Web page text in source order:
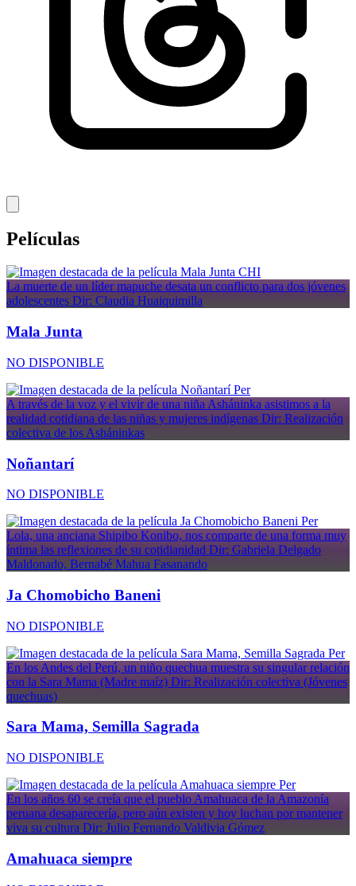
Películas
CHI
La muerte de un líder mapuche desata un conflicto para dos jóvenes
adolescentes Dir: Claudia Huaiquimilla
Mala Junta
NO DISPONIBLE
Per
A través de la voz y el vivir de una niña Asháninka asistimos a la
realidad cotidiana de las niñas y mujeres indígenas Dir: Realización
colectiva de los Asháninkas
Noñantarí
NO DISPONIBLE
Per
Lola, una anciana Shipibo Konibo, nos comparte de una forma muy
íntima las reflexiones de su cotidianidad Dir: Gabriela Delgado
Maldonado, Bernabé Mahua Fasanando
Ja Chomobicho Baneni
NO DISPONIBLE
Per
En los Andes del Perú, un niño quechua muestra su singular relación
con la Sara Mama (Madre maíz) Dir: Realización colectiva (Jóvenes
quechuas)
Sara Mama, Semilla Sagrada
NO DISPONIBLE
Per
En los años 60 se creía que el pueblo Amahuaca de la Amazonía
peruana desaparecería, pero aún existen y hoy luchan por mantener
viva su cultura Dir: Julio Fernando Valdivia Gómez
Amahuaca siempre